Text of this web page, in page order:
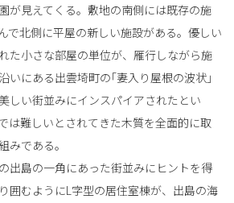
が見えてくる。敷地の南側には既存の施
で北側に平屋の新しい施設がある。優しい
た小さな部屋の単位が、雁行しながら施
いにある出雲埼町の｢妻入り屋根の波状｣
しい街並みにインスパイアされたとい
は難しいとされてきた木質を全面的に取
みである。
出島の一角にあった街並みにヒントを得
囲むようにL字型の居住室棟が、出島の海